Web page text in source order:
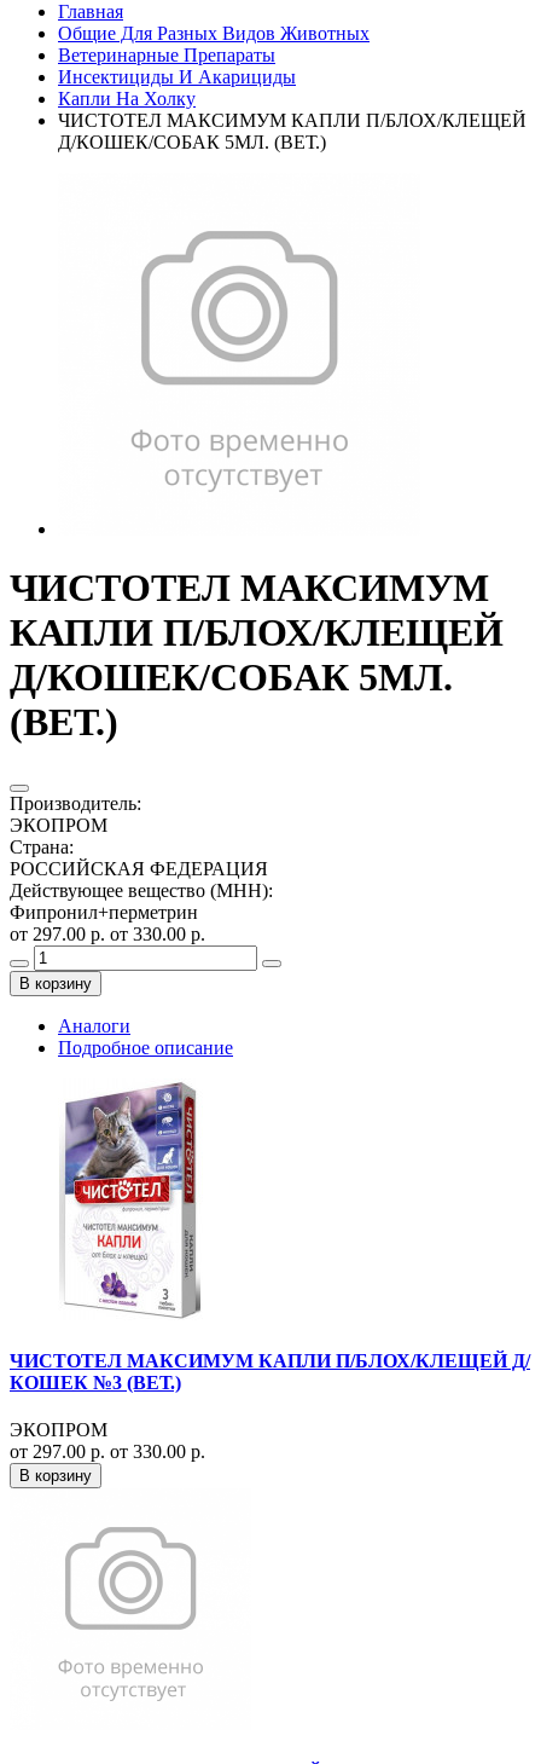
Главная
Общие Для Разных Видов Животных
Ветеринарные Препараты
Инсектициды И Акарициды
Капли На Холку
ЧИСТОТЕЛ МАКСИМУМ КАПЛИ П/БЛОХ/КЛЕЩЕЙ
Д/КОШЕК/СОБАК 5МЛ. (ВЕТ.)
ЧИСТОТЕЛ МАКСИМУМ
КАПЛИ П/БЛОХ/КЛЕЩЕЙ
Д/КОШЕК/СОБАК 5МЛ.
(ВЕТ.)
Производитель:
ЭКОПРОМ
Страна:
РОССИЙСКАЯ ФЕДЕРАЦИЯ
Действующее вещество (МНН):
Фипронил+перметрин
от 297.00 р. от 330.00 р.
В корзину
Аналоги
Подробное описание
ЧИСТОТЕЛ МАКСИМУМ КАПЛИ П/БЛОХ/КЛЕЩЕЙ Д/
КОШЕК №3 (ВЕТ.)
ЭКОПРОМ
от 297.00 р. от 330.00 р.
В корзину